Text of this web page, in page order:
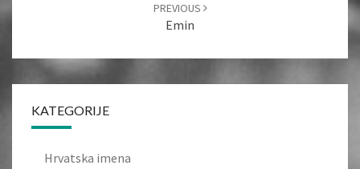
PREVIOUS
Emin
KATEGORIJE
Hrvatska imena